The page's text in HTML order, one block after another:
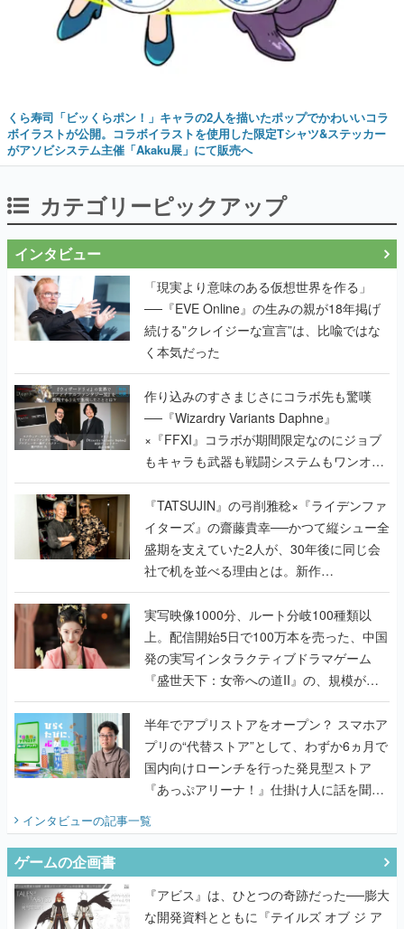
くら寿司「ビッくらポン！」キャラの2人を描いたポップでかわいいコラ
ボイラストが公開。コラボイラストを使用した限定Tシャツ&ステッカー
がアソビシステム主催「Akaku展」にて販売へ
カテゴリーピックアップ
インタビュー
「現実より意味のある仮想世界を作る」
──『EVE Online』の生みの親が18年掲げ
続ける”クレイジーな宣言”は、比喩ではな
く本気だった
作り込みのすさまじさにコラボ先も驚嘆
──『Wizardry Variants Daphne』
×『FFXI』コラボが期間限定なのにジョブ
もキャラも武器も戦闘システムもワンオフ
で作り込まれた理由を両ディレクターに聞
く
『TATSUJIN』の弓削雅稔×『ライデンファ
イターズ』の齋藤貴幸──かつて縦シュー全
盛期を支えていた2人が、30年後に同じ会
社で机を並べる理由とは。新作
『TATSUJIN EXTREME』で初タッグを組
んだレジェンド2人に訊く開発秘話
実写映像1000分、ルート分岐100種類以
上。配信開始5日で100万本を売った、中国
発の実写インタラクティブドラマゲーム
『盛世天下：女帝への道II』の、規模が違
うこだわりをプロデューサーに聞いた
半年でアプリストアをオープン？ スマホア
プリの“代替ストア”として、わずか6ヵ月で
国内向けローンチを行った発見型ストア
『あっぷアリーナ！』仕掛け人に話を聞い
てみた
インタビューの記事一覧
ゲームの企画書
『アビス』は、ひとつの奇跡だった──膨大
な開発資料とともに『テイルズ オブ ジ ア